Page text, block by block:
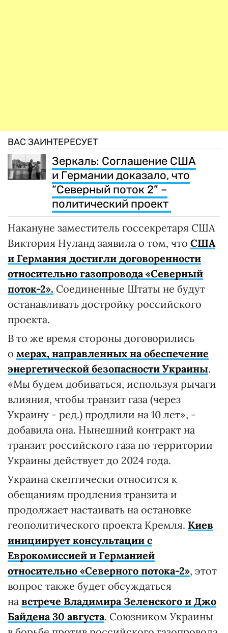
ВАС ЗАИНТЕРЕСУЕТ
Зеркаль: Соглашение США
и Германии доказало, что
“Северный поток 2” –
политический проект
Накануне заместитель госсекретаря США
Виктория Нуланд заявила о том, что США
и Германия достигли договоренности
относительно газопровода «Северный
поток-2». Соединенные Штаты не будут
останавливать достройку российского
проекта.
В то же время стороны договорились
о мерах, направленных на обеспечение
энергетической безопасности Украины.
«Мы будем добиваться, используя рычаги
влияния, чтобы транзит газа (через
Украину - ред.) продлили на 10 лет», -
добавила она. Нынешний контракт на
транзит российского газа по территории
Украины действует до 2024 года.
Украина скептически относится к
обещаниям продления транзита и
продолжает настаивать на остановке
геополитического проекта Кремля. Киев
инициирует консультации с
Еврокомиссией и Германией
относительно «Северного потока-2», этот
вопрос также будет обсуждаться
на встрече Владимира Зеленского и Джо
Байдена 30 августа. Союзником Украины